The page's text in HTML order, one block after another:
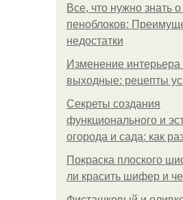
Все, что нужно знать
пеноблоков:
недостатки
Изменение интерьера
выходные: рецепты
Секреты создания
функционального и
огорода и сада: как
Покраска плоского
ли красить шифер и